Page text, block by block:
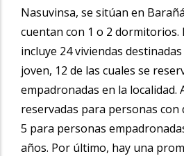
Nasuvinsa, se sitúan en
cuentan con 1 o 2 dormitorios.
incluye 24 viviendas
joven, 12 de las cuales se
empadronadas en la localidad.
reservadas para personas con
5 para personas
años. Por último, hay una